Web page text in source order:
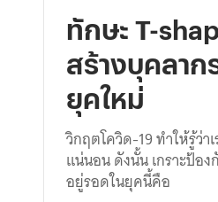
ทักษะ T-
สร้างบุคลาก
ยุคใหม่
วิกฤตโควิด-19 ทำให้รู้ว่า
แน่นอน ดังนั้น เกราะป้อ
อยู่รอดในยุคนี้คือ